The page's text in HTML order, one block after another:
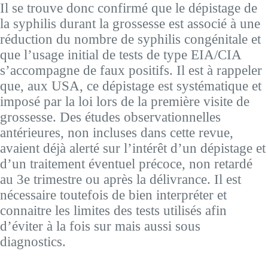
Il se trouve donc confirmé que le dépistage de
la syphilis durant la grossesse est associé à une
réduction du nombre de syphilis congénitale et
que l’usage initial de tests de type EIA/CIA
s’accompagne de faux positifs. Il est à rappeler
que, aux USA, ce dépistage est systématique et
imposé par la loi lors de la première visite de
grossesse. Des études observationnelles
antérieures, non incluses dans cette revue,
avaient déjà alerté sur l’intérêt d’un dépistage et
d’un traitement éventuel précoce, non retardé
au 3e trimestre ou après la délivrance. Il est
nécessaire toutefois de bien interpréter et
connaitre les limites des tests utilisés afin
d’éviter à la fois sur mais aussi sous
diagnostics.